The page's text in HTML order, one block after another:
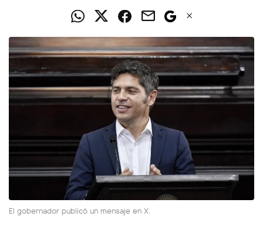
El gobernador publicó un mensaje en X.